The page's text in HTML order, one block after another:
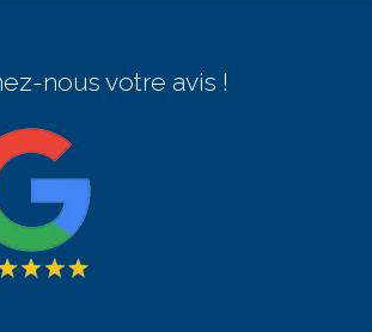
nous votre avis !